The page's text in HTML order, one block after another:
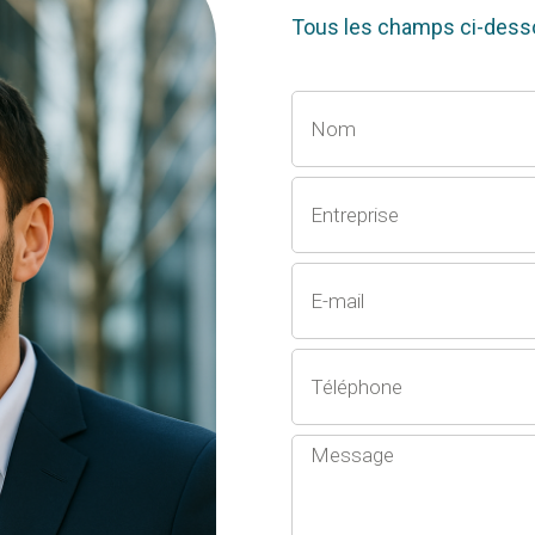
Tous les champs ci-